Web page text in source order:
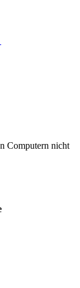
Computern nicht